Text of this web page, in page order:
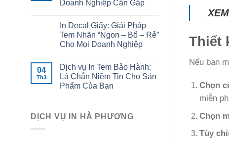
Doanh Nghiệp Cần Gấp
In Decal Giấy: Giải Pháp
Tem Nhãn “Ngon – Bổ – Rẻ”
Cho Mọi Doanh Nghiệp
04
Th3
Dịch vụ In Tem Bảo Hành:
Lá Chắn Niềm Tin Cho Sản
Phẩm Của Bạn
DỊCH VỤ IN HÀ PHƯƠNG
Thiết
Nếu bạn
Chọn
miễn
Chọn
Tùy